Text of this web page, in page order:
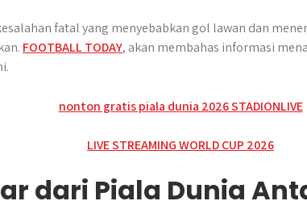
fatal yang menyebabkan gol lawan dan
FOOTBALL TODAY, akan membahas informasi
dari Piala Dunia